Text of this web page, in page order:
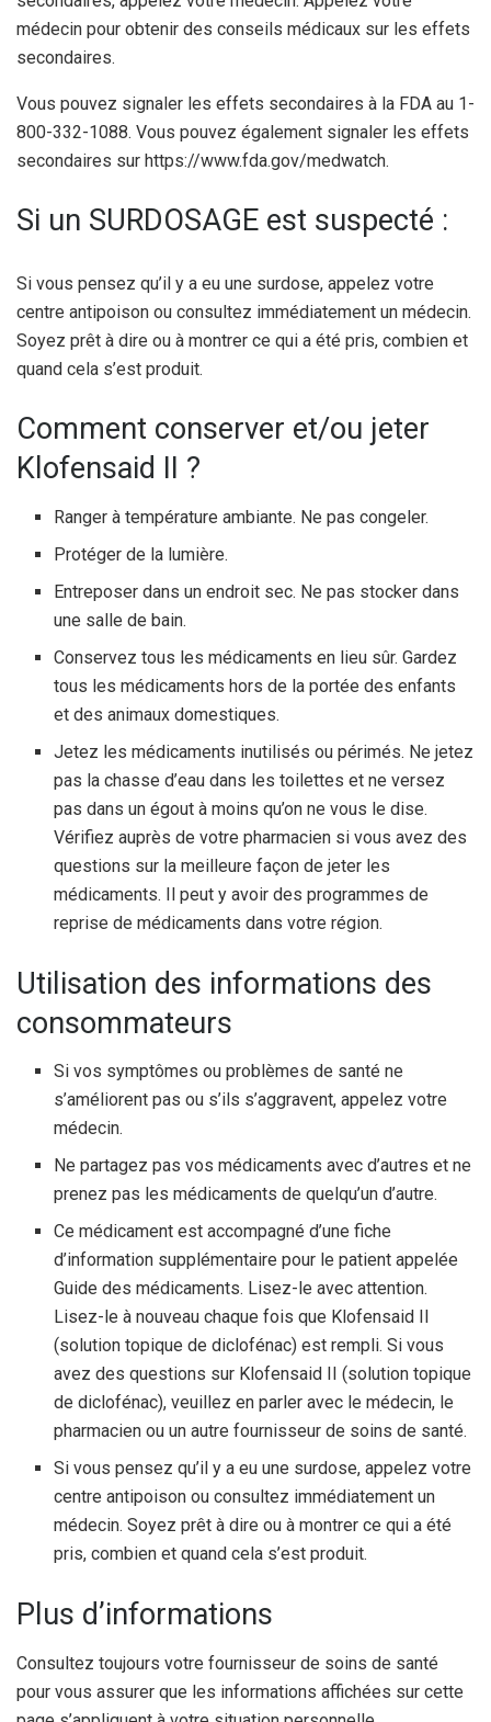
médecin pour obtenir des conseils médicaux sur les effets
secondaires.
Vous pouvez signaler les effets secondaires à la FDA au 1-
800-332-1088. Vous pouvez également signaler les effets
secondaires sur https://www.fda.gov/medwatch.
Si un SURDOSAGE est suspecté :
Si vous pensez qu’il y a eu une surdose, appelez votre
centre antipoison ou consultez immédiatement un médecin.
Soyez prêt à dire ou à montrer ce qui a été pris, combien et
quand cela s’est produit.
Comment conserver et/ou jeter
Klofensaid II ?
Ranger à température ambiante. Ne pas congeler.
Protéger de la lumière.
Entreposer dans un endroit sec. Ne pas stocker dans
une salle de bain.
Conservez tous les médicaments en lieu sûr. Gardez
tous les médicaments hors de la portée des enfants
et des animaux domestiques.
Jetez les médicaments inutilisés ou périmés. Ne jetez
pas la chasse d’eau dans les toilettes et ne versez
pas dans un égout à moins qu’on ne vous le dise.
Vérifiez auprès de votre pharmacien si vous avez des
questions sur la meilleure façon de jeter les
médicaments. Il peut y avoir des programmes de
reprise de médicaments dans votre région.
Utilisation des informations des
consommateurs
Si vos symptômes ou problèmes de santé ne
s’améliorent pas ou s’ils s’aggravent, appelez votre
médecin.
Ne partagez pas vos médicaments avec d’autres et ne
prenez pas les médicaments de quelqu’un d’autre.
Ce médicament est accompagné d’une fiche
d’information supplémentaire pour le patient appelée
Guide des médicaments. Lisez-le avec attention.
Lisez-le à nouveau chaque fois que Klofensaid II
(solution topique de diclofénac) est rempli. Si vous
avez des questions sur Klofensaid II (solution topique
de diclofénac), veuillez en parler avec le médecin, le
pharmacien ou un autre fournisseur de soins de santé.
Si vous pensez qu’il y a eu une surdose, appelez votre
centre antipoison ou consultez immédiatement un
médecin. Soyez prêt à dire ou à montrer ce qui a été
pris, combien et quand cela s’est produit.
Plus d’informations
Consultez toujours votre fournisseur de soins de santé
pour vous assurer que les informations affichées sur cette